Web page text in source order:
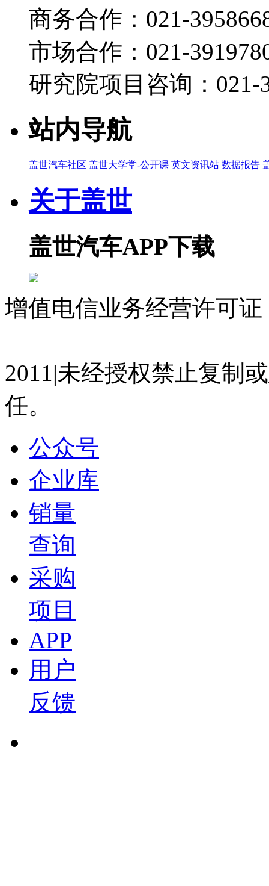
智己汽车 王天英：双间接热管理系统：开启高能
盖世直播君
2026-07-22 10:40
19:09
盖世汽车 董静：中国乘用车市场展望 2026第四届
盖世直播君
2026-07-22 10:38
09:58
京清汽车产业园 李东青：产业园推介宣讲 2026第
盖世直播君
2026-07-22 10:36
10:11
盖世汽车 顾晓颖：主办方欢迎致辞 2026第四届汽
21:40
2026-07-15 15:07
盖世直播君
2026-07-15 15:05
13:26
东风汽车研发总院 杨天元：双碳背景下汽车轻量
新材料论坛
盖世直播君
2026-07-15 15:04
18:49
小鹏汽车 马佳：汽车座椅智能化的发展和趋势展
盖世直播君
2026-07-15 15:02
19:02
西门子 闫韬博士：西门子西碳迹：全链条碳管理
新材料论坛
盖世直播君
2026-07-15 14:42
商务合作：021-
市场合作：021-
研究院项目咨询：021-
站内导航
盖世汽车社区 盖世大学堂-公开课 英文资讯站 数据报告
关于盖世
盖世汽车APP下载
增值电信业务经营许可
2011|未经授权禁止复制
任。
公众号
企业库
销量
查询
采购
项目
APP
用户
反馈